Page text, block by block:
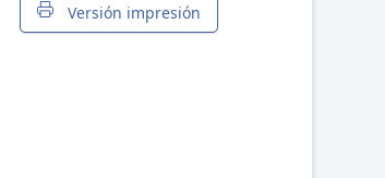
Versión impresión